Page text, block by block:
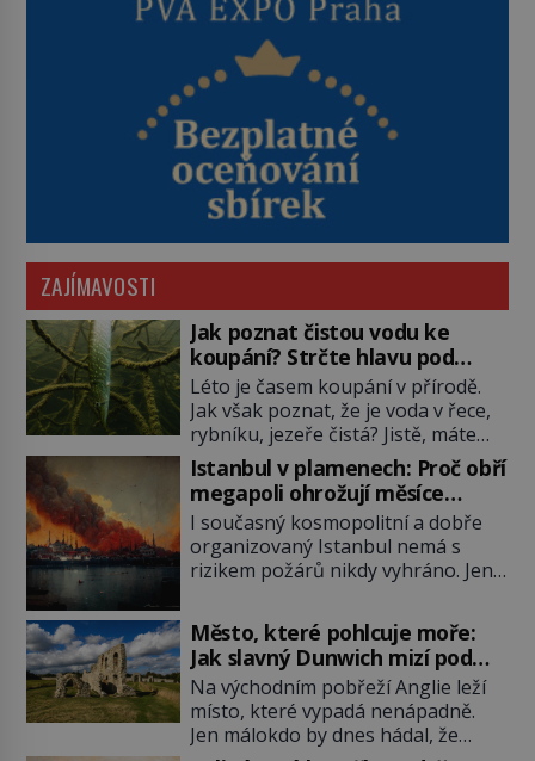
ZAJÍMAVOSTI
Jak poznat čistou vodu ke
koupání? Strčte hlavu pod
hladinu!
Léto je časem koupání v přírodě.
Jak však poznat, že je voda v řece,
rybníku, jezeře čistá? Jistě, máte
možnost využít informace
hygieniků či podrobit křížovému
výslechu provozovatele přírodního
koupaliště. Existuje ale ještě jiná
alternativa. Jaká? Podívat se pod
hladinu a zjistit, kdo si onu
dávno před vámi. Říká se jim
bioindikátory […]
Istanbul v plamenech: Proč obří
megapoli ohrožují měsíce
smaženého lilku?
I současný kosmopolitní a dobře
organizovaný Istanbul nemá s
rizikem požárů nikdy vyhráno. Jen
představit, jaká požární rizika
skrýval Istanbul časů minulých. Jak
čelilo město v minulosti potenciální
ohnivé katastrofě a proč jsou zde
stále tolik obávány měsíce
smaženého lilku? První hasičský
Město, které pohlcuje moře:
Jak slavný Dunwich mizí pod
hladinou
Na východním pobřeží Anglie leží
místo, které vypadá nenápadně.
Jen málokdo by dnes hádal, že